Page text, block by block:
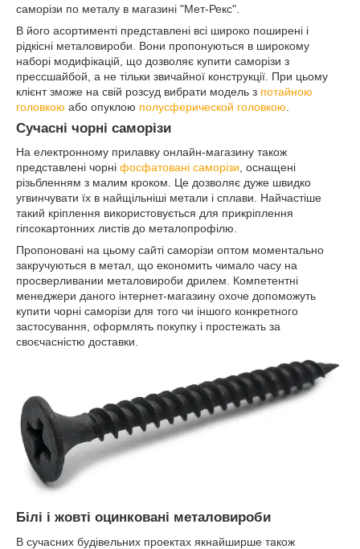
саморізи по металу в магазині "Мет-Рекс".
В його асортименті представлені всі широко поширені і
рідкісні металовироби. Вони пропонуються в широкому
наборі модифікацій, що дозволяє купити саморізи з
прессшайбой, а не тільки звичайної конструкції. При цьому
клієнт зможе на свій розсуд вибрати модель з потайною
головкою або опуклою полусферической головкою
Сучасні чорні саморізи
На електронному прилавку онлайн-магазину також
представлені чорні фосфатовані саморізи, оснащені
різьбленням з малим кроком. Це дозволяє дуже швидко
угвинчувати їх в найщільніші метали і сплави. Найчастіше
такий кріплення використовується для прикріплення
гіпсокартонних листів до металопрофілю.
Пропоновані на цьому сайті саморізи оптом моментально
закручуються в метал, що економить чимало часу на
просверливании металовироби дрилем. Компетентні
менеджери даного інтернет-магазину охоче допоможуть
купити чорні саморізи для того чи іншого конкретного
застосування, оформлять покупку і простежать за
своєчасністю доставки.
Білі і жовті оцинковані металовироби
В сучасних будівельних проектах якнайширше також